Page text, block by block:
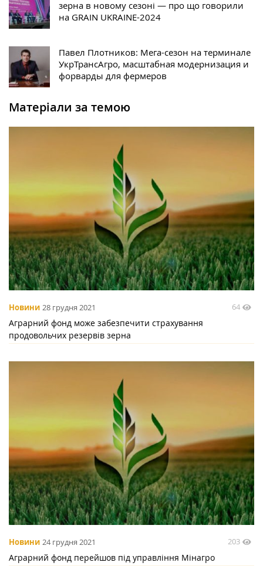
зерна в новому сезоні — про що говорили
на GRAIN UKRAINE-2024
Павел Плотников: Мега-сезон на терминале
УкрТрансАгро, масштабная модернизация и
форварды для фермеров
Матеріали за темою
Новини 28 грудня 2021 64
Аграрний фонд може забезпечити страхування
продовольчих резервів зерна
Новини 24 грудня 2021 203
Аграрний фонд перейшов під управління Мінагро